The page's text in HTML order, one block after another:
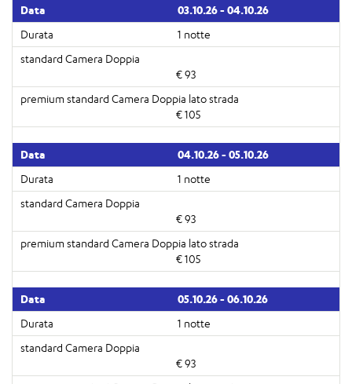
03.10.26 - 04.10.26
1 notte
€ 93
€ 105
04.10.26 - 05.10.26
1 notte
€ 93
€ 105
05.10.26 - 06.10.26
1 notte
€ 93